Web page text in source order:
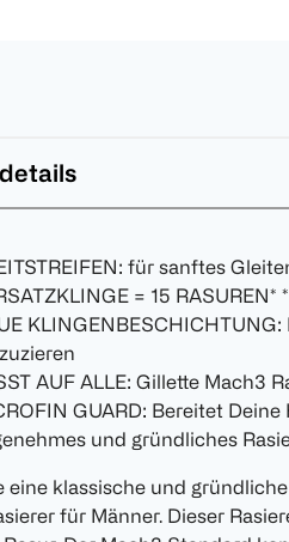
für sanftes
= 15
AUF ALLE: Gillette Mach3
GUARD: Bereitet
und gründliches
eine klassische und
für Männer. Dieser